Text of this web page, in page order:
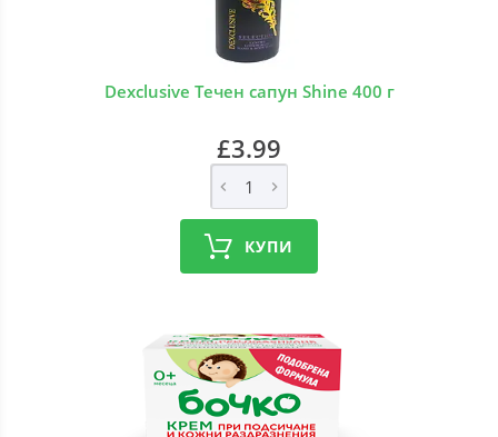
Dexclusive Течен сапун Shine 400 г
£3.99
КУПИ